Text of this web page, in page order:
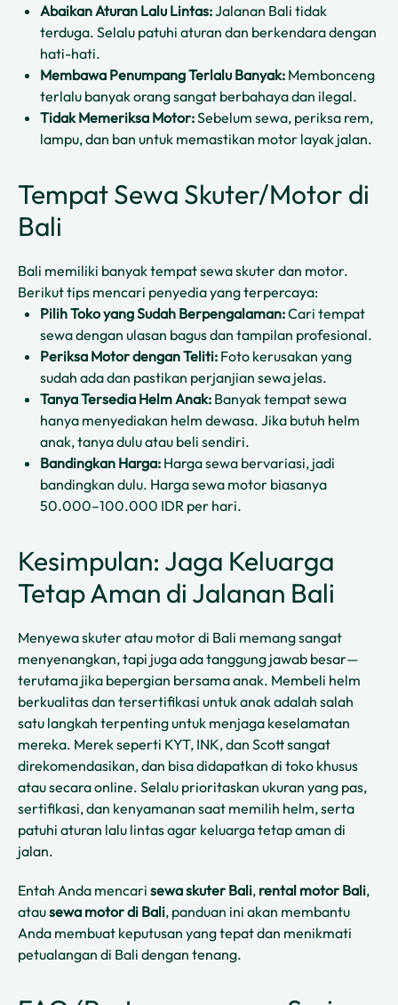
Abaikan Aturan Lalu Lintas:Jalanan Bali tidak
terduga. Selalu patuhi aturan dan berkendara dengan
hati-hati.
Membawa Penumpang Terlalu Banyak: Membonceng
terlalu banyak orang sangat berbahaya dan ilegal.
Tidak Memeriksa Motor:Sebelum sewa, periksa rem,
lampu, dan ban untuk memastikan motor layak jalan.
Tempat Sewa Skuter/Motor di
Bali
Bali memiliki banyak tempat sewa skuter dan motor.
Berikut tips mencari penyedia yang terpercaya:
Pilih Toko yang Sudah Berpengalaman:Cari tempat
sewa dengan ulasan bagus dan tampilan profesional.
Periksa Motor dengan Teliti: Foto kerusakan yang
sudah ada dan pastikan perjanjian sewa jelas.
Tanya Tersedia Helm Anak: Banyak tempat sewa
hanya menyediakan helm dewasa. Jika butuh helm
anak, tanya dulu atau beli sendiri.
Bandingkan Harga: Harga sewa bervariasi, jadi
bandingkan dulu. Harga sewa motor biasanya
50.000–100.000 IDR per hari.
Kesimpulan: Jaga Keluarga
Tetap Aman di Jalanan Bali
Menyewa skuter atau motor di Bali memang sangat
menyenangkan, tapi juga ada tanggung jawab besar—
terutama jika bepergian bersama anak. Membeli helm
berkualitas dan tersertifikasi untuk anak adalah salah
satu langkah terpenting untuk menjaga keselamatan
mereka. Merek seperti KYT, INK, dan Scott sangat
direkomendasikan, dan bisa didapatkan di toko khusus
atau secara online. Selalu prioritaskan ukuran yang pas,
sertifikasi, dan kenyamanan saat memilih helm, serta
patuhi aturan lalu lintas agar keluarga tetap aman di
jalan.
Entah Anda mencari sewa skuter Bali, rental motor Bali,
atausewa motor di Bali, panduan ini akan membantu
Anda membuat keputusan yang tepat dan menikmati
petualangan di Bali dengan tenang.